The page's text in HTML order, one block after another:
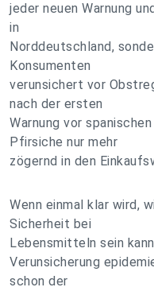
jeder neuen Warnung
in
Norddeutschland,
Konsumenten
verunsichert vor
nach der ersten
Warnung vor
Pfirsiche nur mehr
zögernd in den
Wenn einmal klar wird,
Sicherheit bei
Lebensmitteln sein
Verunsicherung
schon der